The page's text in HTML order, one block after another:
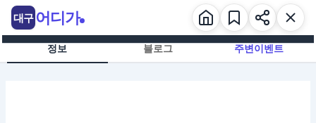
츠
정보 블로그 주변이벤트
대구 어디가